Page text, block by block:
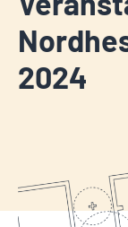
2024